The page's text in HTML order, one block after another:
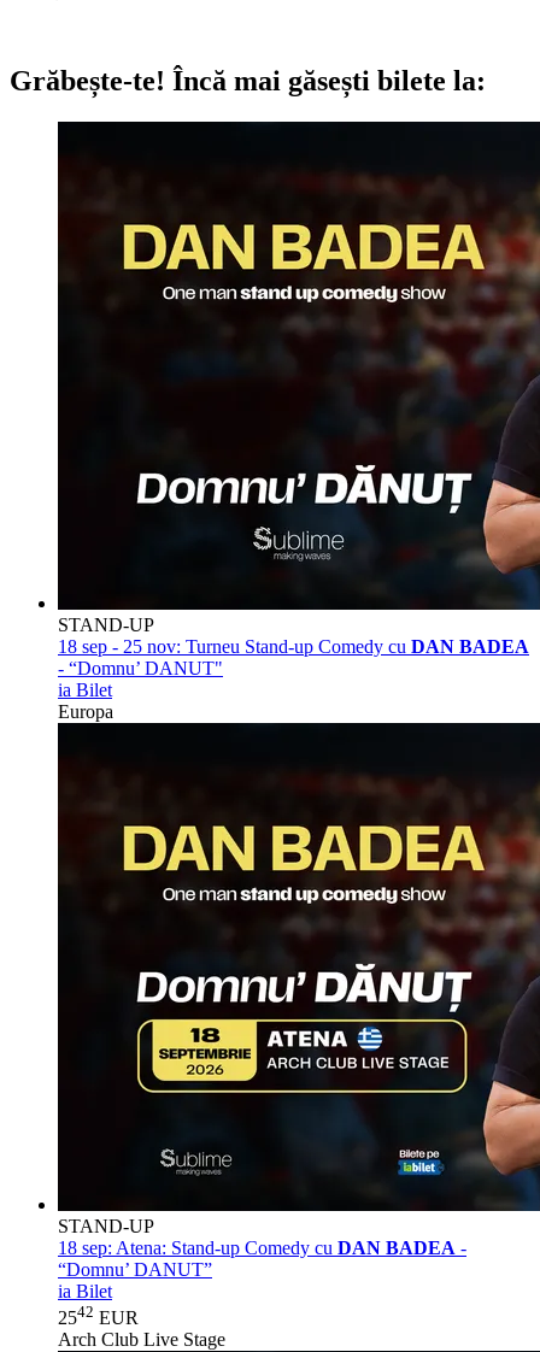
Grăbește-te! Încă mai găsești bilete la:
STAND-UP
18 sep - 25 nov: Turneu Stand-up Comedy cu DAN BADEA
- “Domnu’ DANUT"
ia Bilet
Europa
STAND-UP
18 sep: Atena: Stand-up Comedy cu DAN BADEA -
“Domnu’ DANUT”
ia Bilet
2542 EUR
Arch Club Live Stage